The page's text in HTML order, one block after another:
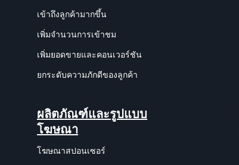
เข้าถึงลูกค้ามากขึ้น
เพิ่มจำนวนการเข้าชม
เพิ่มยอดขายและคอนเวอร์ชัน
ยกระดับความภักดีของลูกค้า
ผลิตภัณฑ์และรูปแบบ
โฆษณา
โฆษณาสปอนเซอร์